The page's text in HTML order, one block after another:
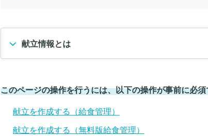
献立情報とは
このページの操作を行うには、以下の操作が事前に必須
献立を作成する（給食管理）
献立を作成する（無料版給食管理）